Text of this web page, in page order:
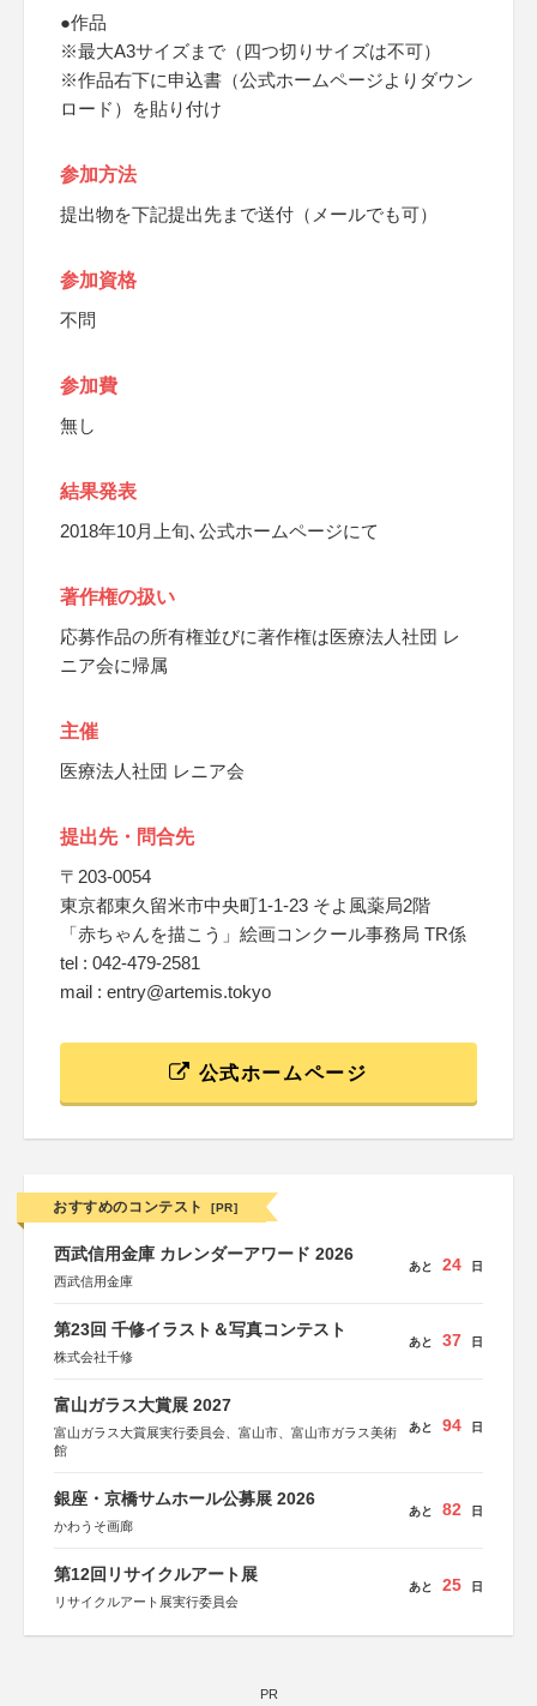
●作品
※最大A3サイズまで（四つ切りサイズは不可）
※作品右下に申込書（公式ホームページよりダウン
ロード）を貼り付け
参加方法
提出物を下記提出先まで送付（メールでも可）
参加資格
不問
参加費
無し
結果発表
2018年10月上旬､公式ホームページにて
著作権の扱い
応募作品の所有権並びに著作権は医療法人社団 レ
ニア会に帰属
主催
医療法人社団 レニア会
提出先・問合先
〒203-0054
東京都東久留米市中央町1-1-23 そよ風薬局2階
「赤ちゃんを描こう」絵画コンクール事務局 TR係
tel : 042-479-2581
mail : entry@artemis.tokyo
公式ホームページ
おすすめのコンテスト [PR]
西武信用金庫 カレンダーアワード 2026
西武信用金庫
あと 24 日
第23回 千修イラスト＆写真コンテスト
株式会社千修
あと 37 日
富山ガラス大賞展 2027
富山ガラス大賞展実行委員会、富山市、富山市ガラス美術
館
あと 94 日
銀座・京橋サムホール公募展 2026
かわうそ画廊
あと 82 日
第12回リサイクルアート展
リサイクルアート展実行委員会
あと 25 日
PR